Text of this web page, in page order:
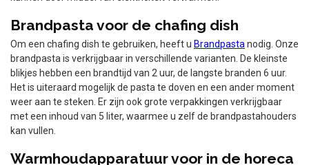
Brandpasta voor de chafing dish
Om een chafing dish te gebruiken, heeft u Brandpasta nodig. Onze
brandpasta is verkrijgbaar in verschillende varianten. De kleinste
blikjes hebben een brandtijd van 2 uur, de langste branden 6 uur.
Het is uiteraard mogelijk de pasta te doven en een ander moment
weer aan te steken. Er zijn ook grote verpakkingen verkrijgbaar
met een inhoud van 5 liter, waarmee u zelf de brandpastahouders
kan vullen.
Warmhoudapparatuur voor in de horeca